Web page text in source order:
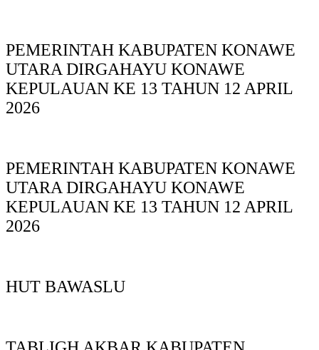
PEMERINTAH KABUPATEN KONAWE
UTARA DIRGAHAYU KONAWE
KEPULAUAN KE 13 TAHUN 12 APRIL
2026
PEMERINTAH KABUPATEN KONAWE
UTARA DIRGAHAYU KONAWE
KEPULAUAN KE 13 TAHUN 12 APRIL
2026
HUT BAWASLU